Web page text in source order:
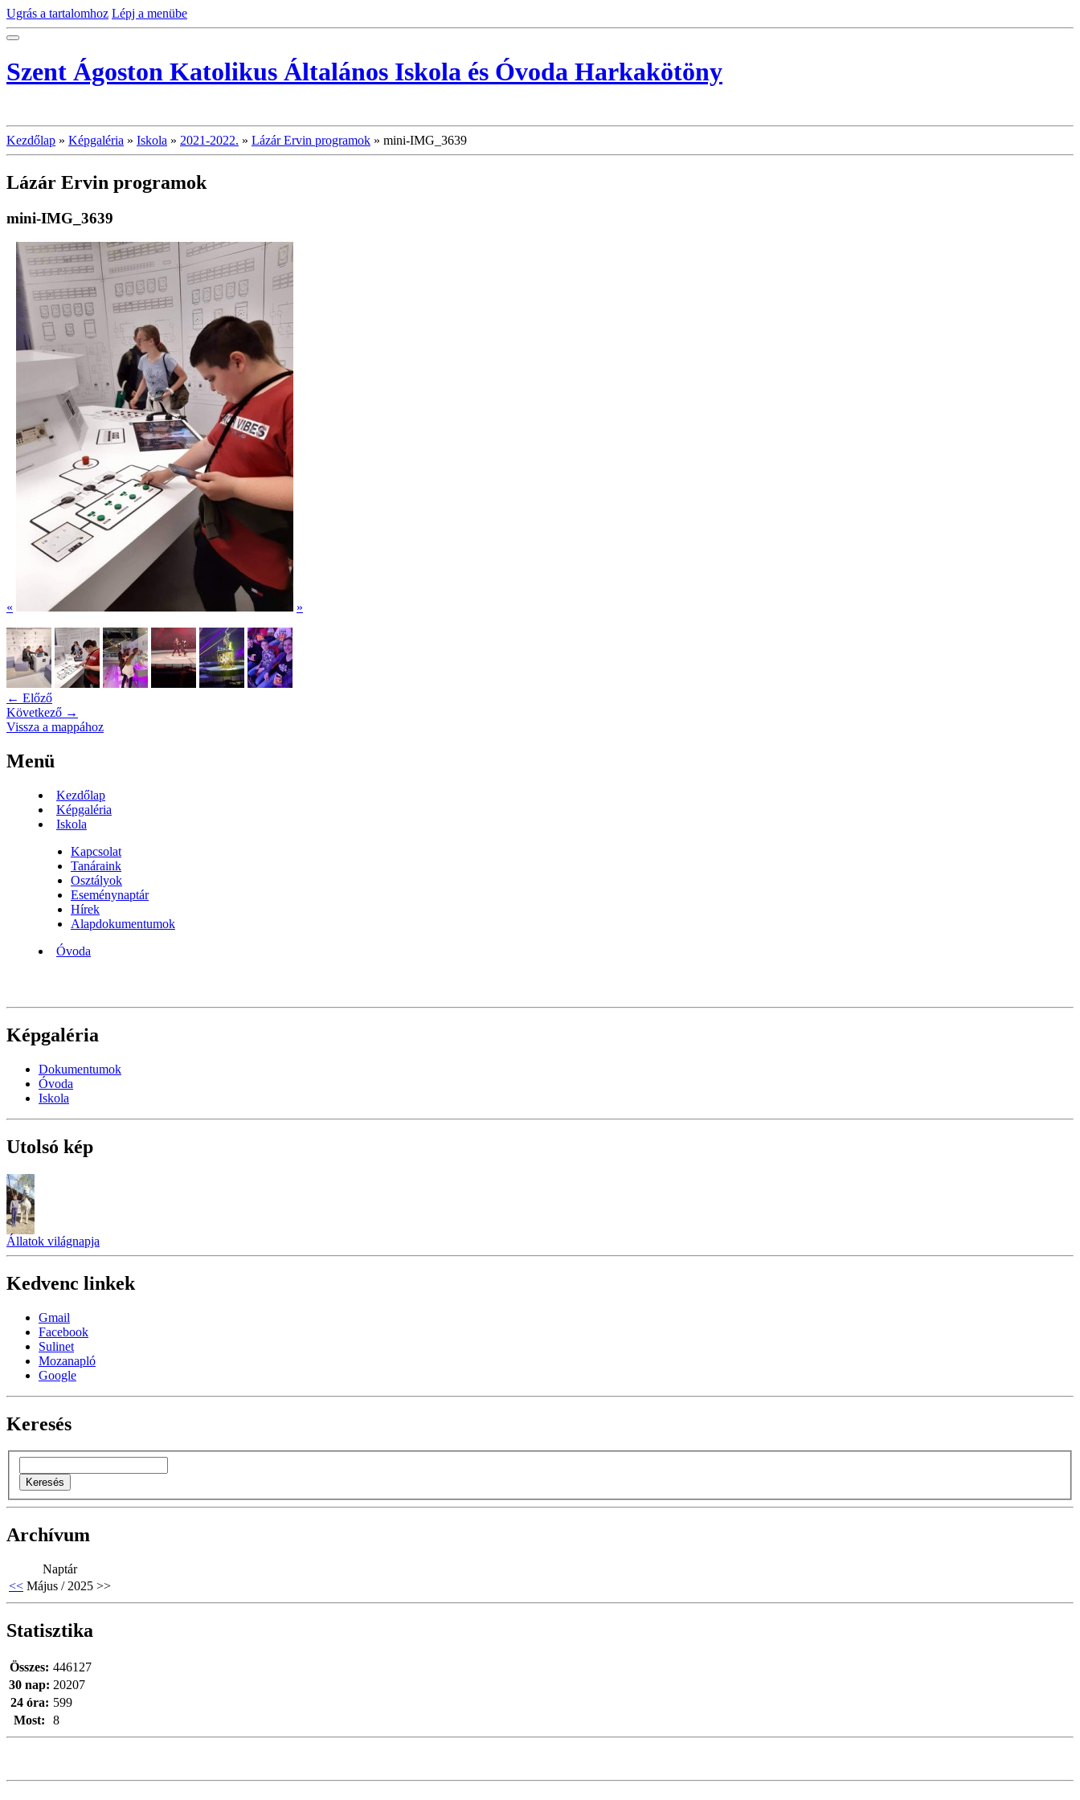
Ugrás a tartalomhoz Lépj a menübe
Szent Ágoston Katolikus Általános Iskola és Óvoda Harkakötöny
Kezdőlap » Képgaléria » Iskola » 2021-2022. » Lázár Ervin programok » mini-IMG_3639
Lázár Ervin programok
mini-IMG_3639
« »
← Előző
Következő →
Vissza a mappához
Menü
Kezdőlap
Képgaléria
Iskola
Kapcsolat
Tanáraink
Osztályok
Eseménynaptár
Hírek
Alapdokumentumok
Óvoda
Képgaléria
Dokumentumok
Óvoda
Iskola
Utolsó kép
Állatok világnapja
Kedvenc linkek
Gmail
Facebook
Sulinet
Mozanapló
Google
Keresés
Archívum
Naptár
<< Május / 2025 >>
Statisztika
Most: 8
Összes: 446127
30 nap: 20207
24 óra: 599